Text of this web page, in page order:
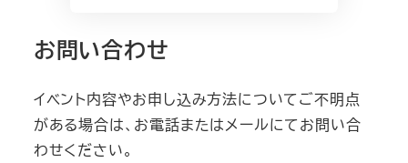
お問い合わせ
イベント内容やお申し込み方法についてご不明点
がある場合は、お電話またはメールにてお問い合
わせください。